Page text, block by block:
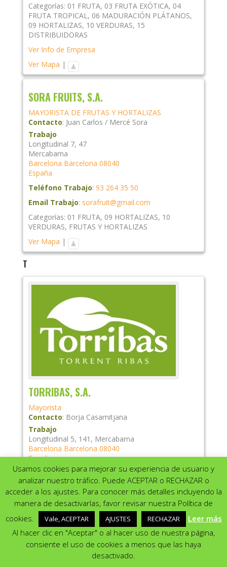
Categorías: 01 FRUTA, 03 FRUTA EXÓTICA, 04
FRUTA TROPICAL, 06 MADURACIÓN PLÁTANOS,
09 HORTALIZAS, 10 VERDURAS, 15
DISTRIBUIDORAS
Ver Info de Empresa
Ver Mapa |
SORA FRUITS, S.A.
MAYORISTA DE FRUTAS Y HORTALIZAS
Contacto: Juan Carlos / Mercé Sora
Trabajo
Longitudinal 7, 47
Mercabarna
Barcelona Barcelona 08040
España
Teléfono Trabajo: 93 264 35 50
Email Trabajo: sorafruit@gmail.com
Categorías: 01 FRUTA, 09 HORTALIZAS, 10
VERDURAS, FRUTAS Y HORTALIZAS
Ver Mapa |
T
TORRIBAS, S.A.
Mayorista
Contacto: Borja Casamitjana
Trabajo
Longitudinal 5, 141, Mercabarna
Barcelona Barcelona 08040
España
Teléfono Trabajo : 932626900
Fax Trabajo: 933359928
Email Personal : torribas@torribas.com
Página web: www.torribas.com
Categorías: 12 ECOLÓGICOS,FRUTAS Y
HORTALIZAS
Ver Info de Empresa|Especialidades
Usamos cookies para mejorar su experiencia de usuario y
analizar nuestro tráfico. Puede ACEPTAR o RECHAZAR o
acceder a los ajustes. Para conocer más detalles incluyendo la
manera de desactivarlas, favor revisar nuestra Política de
cookies.
Vale, ACEPTAR AJUSTES RECHAZAR
Leer más
Al hacer clic en "Aceptar" o al hacer uso de nuestra página,
consiente el uso de cookies a menos que las haya
desactivado.
Utilizamos cookies para ofrecerte la mejor experiencia en
nuestra web.
Puedes aprender más sobre qué cookies utilizamos o cambiarlas
en los {setting]ajustes{/setting].